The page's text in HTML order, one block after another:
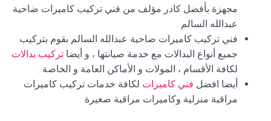
مجهزة بأفضل كادر مؤلف من فني تركيب كاميرات ضاحية
عبدالله السالم .
فني تركيب كاميرات ضاحية عبدالله السالم بقوم بتركيب
جميع أنواع البدالات مع خدمة صيانتها ، و أيضا تركيب بدالات
لكافة الأقسام ، المولات و الأماكن العامة و الخاصة .
أيضا افضل فني كاميرات لكافة خدمات تركيب كاميرات
مراقبة منزلية وكاميرات مراقبة صغيرة